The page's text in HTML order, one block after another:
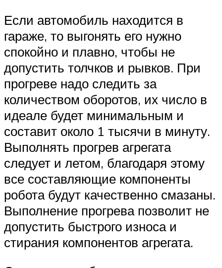
Если автомобиль находится в
гараже, то выгонять его нужно
спокойно и плавно, чтобы не
допустить толчков и рывков. При
прогреве надо следить за
количеством оборотов, их число в
идеале будет минимальным и
составит около 1 тысячи в минуту.
Выполнять прогрев агрегата
следует и летом, благодаря этому
все составляющие компоненты
робота будут качественно смазаны.
Выполнение прогрева позволит не
допустить быстрого износа и
стирания компонентов агрегата.